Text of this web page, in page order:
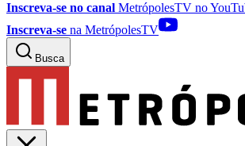
Inscreva-se no canal MetrópolesTV no
Inscreva-se na MetrópolesTV
Busca